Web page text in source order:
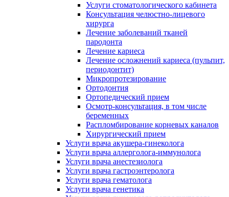
Услуги стоматологического кабинета
Консультация челюстно-лицевого
хирурга
Лечение заболеваний тканей
пародонта
Лечение кариеса
Лечение осложнений кариеса (пульпит,
периодонтит)
Микропротезирование
Ортодонтия
Ортопедический прием
Осмотр-консультация, в том числе
беременных
Распломбирование корневых каналов
Хирургический прием
Услуги врача акушера-гинеколога
Услуги врача аллерголога-иммунолога
Услуги врача анестезиолога
Услуги врача гастроэнтеролога
Услуги врача гематолога
Услуги врача генетика